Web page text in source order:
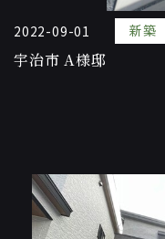
2022-09-01 新築
宇治市 A様邸